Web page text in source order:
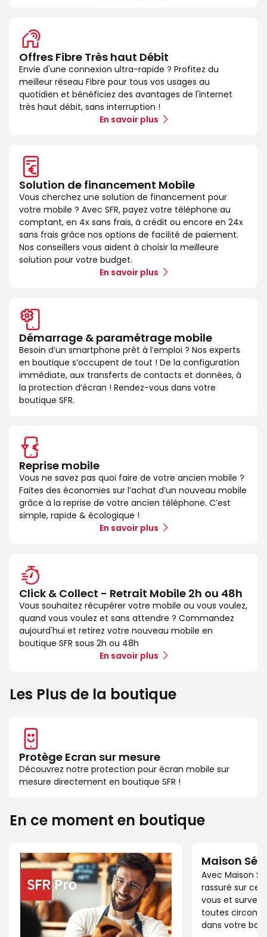
Offres Fibre Très haut Débit
Envie d'une connexion ultra-rapide ? Profitez du
meilleur réseau Fibre pour tous vos usages au
quotidien et bénéficiez des avantages de l'internet
très haut débit, sans interruption !
En savoir plus
Solution de financement Mobile
Vous cherchez une solution de financement pour
votre mobile ? Avec SFR, payez votre téléphone au
comptant, en 4x sans frais, à crédit ou encore en 24x
sans frais grâce nos options de facilité de paiement.
Nos conseillers vous aident à choisir la meilleure
solution pour votre budget.
En savoir plus
Démarrage & paramétrage mobile
Besoin d’un smartphone prêt à l’emploi ? Nos experts
en boutique s’occupent de tout ! De la configuration
immédiate, aux transferts de contacts et données, à
la protection d’écran ! Rendez-vous dans votre
boutique SFR.
Reprise mobile
Vous ne savez pas quoi faire de votre ancien mobile ?
Faites des économies sur l’achat d’un nouveau mobile
grâce à la reprise de votre ancien téléphone. C’est
simple, rapide & écologique !
En savoir plus
Click & Collect - Retrait Mobile 2h ou 48h
Vous souhaitez récupérer votre mobile ou vous voulez,
quand vous voulez et sans attendre ? Commandez
aujourd'hui et retirez votre nouveau mobile en
boutique SFR sous 2h ou 48h
En savoir plus
Les Plus de la boutique
Protège Ecran sur mesure
Découvrez notre protection pour écran mobile sur
mesure directement en boutique SFR !
En ce moment en boutique
Maison
Avec Maison
rassuré sur ce
vous et
toutes
dans votre